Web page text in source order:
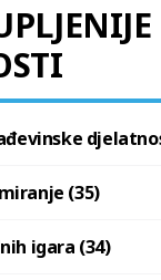
(35)
igara (34)